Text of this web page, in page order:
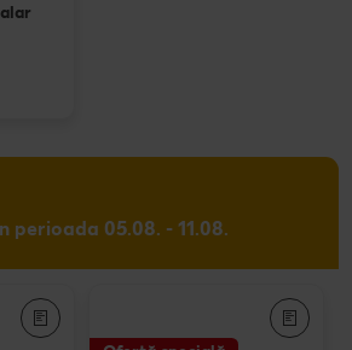
perioada 05.08. - 11.08.